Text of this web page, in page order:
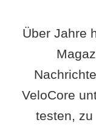
Über Jahre
VeloCore
testen,